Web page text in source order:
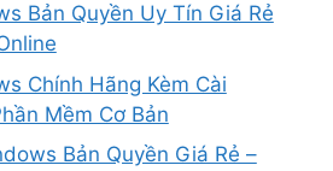
Bản Quyền Uy Tín Giá Rẻ
Chính Hãng Kèm Cài
Mềm Cơ Bản
Bản Quyền Giá Rẻ –